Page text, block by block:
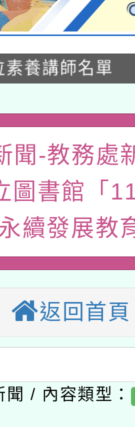
115年度閱讀
動專業研習
─人工智慧
素養講師名單
容與教學軟體
委員會函釋公
究院辦理「
單位及節水達
月22日(星期六
廟祈福系列
啟航」
桃園地景藝術
結果公告(無人
動共學行動站研
115年度閱讀
動專業研習
─人工智慧
素養講師名單
容與教學軟體
委員會函釋公
陸應申請許可
部水利署委託
8月22日(星期六
聞-教務處
圖書館「
續發展教
返回首頁
/ 內容類型：